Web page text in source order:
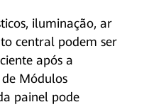
iluminação, ar
central podem ser
após a
Módulos
painel pode